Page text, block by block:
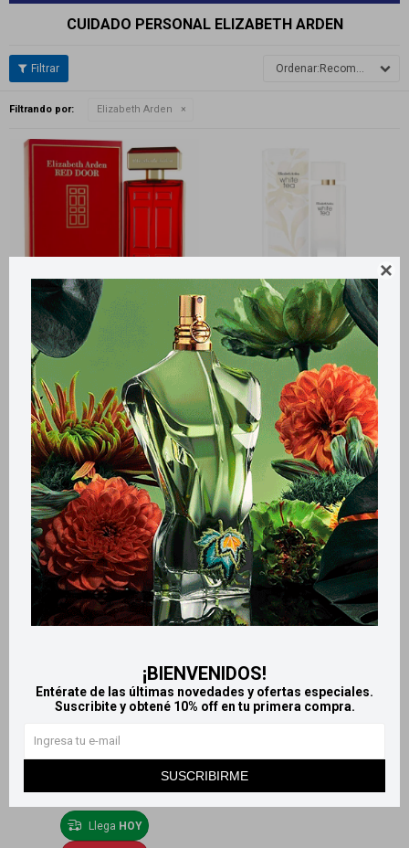

¡BIENVENIDOS!
Entérate de las últimas novedades y ofertas especiales.
Suscribite y obtené 10% off en tu primera compra.
SUSCRIBIRME
CUIDADO PERSONAL ELIZABETH ARDEN
Recomendados
Filtrando por: Elizabeth Arden
Llega HOY
Red Door eau de toilette
Elizabeth Arden - 100 ml
$ 4.940
LlegaHOY
LlegaHOY
Eau de toilette White tea
Elizabeth Arden - 100 ml
$ 4.720
Llega HOY